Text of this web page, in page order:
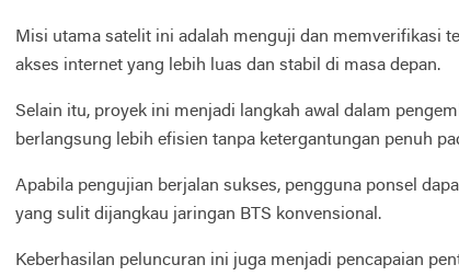
Misi utama satelit ini adalah menguji dan memverifikasi
akses internet yang lebih luas dan stabil di masa depan.
Selain itu, proyek ini menjadi langkah awal dalam
berlangsung lebih efisien tanpa ketergantungan penuh
Apabila pengujian berjalan sukses, pengguna ponsel
yang sulit dijangkau jaringan BTS konvensional.
Keberhasilan peluncuran ini juga menjadi pencapaian